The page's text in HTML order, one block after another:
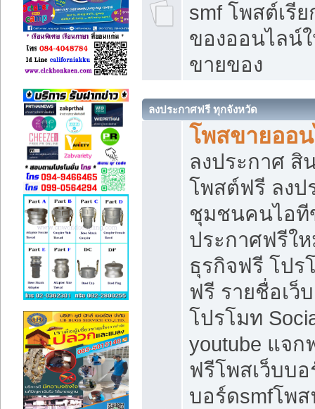
smf โพสต์เรี
ของออนไลน์
ขายของ
ลงประกาศฟรี ทุกจังหวัด
โพสขายออ
ลงประกาศ สิ
โพสต์ฟรี ลงป
ชุมชนคนไอที
ประกาศฟรีใ
ธุรกิจฟรี โป
ฟรี รายชื่อเว็
โปรโมท
youtube แจก
ฟรีโพสเว็บบอ
บอร์ดsmfโพ